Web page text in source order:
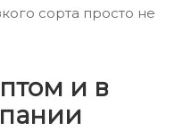
сорта просто не
и в